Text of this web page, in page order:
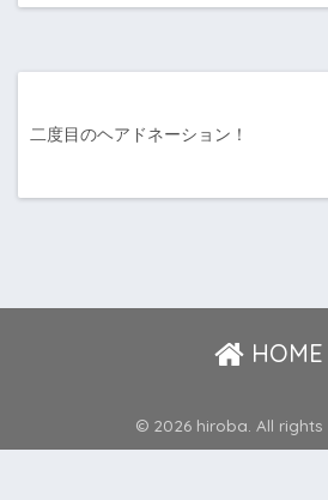
二度目のヘアドネーション！
HOME
© 2026 hiroba. All rights